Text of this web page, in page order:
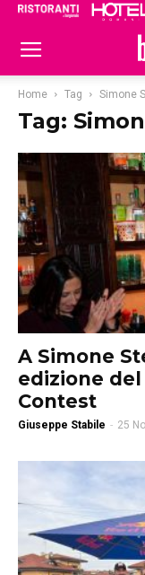
Home Tag Simone
Tag:
A Simone
edizione del
Contest
Giuseppe Stabile - 25